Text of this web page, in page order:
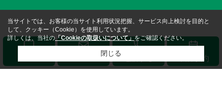
来店予約
当サイトでは、お客様の当サイト利用状況把握、サービス向上検討を目的と
して、クッキー（Cookie）を使用しています。
詳しくは、当社の 「Cookieの取扱いについて」をご確認ください。
閉じる